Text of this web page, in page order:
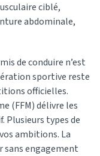
ciblé,
abdominale,
de conduire n’est
sportive reste
officielles.
(FFM) délivre les
Plusieurs types de
ambitions. La
sans engagement